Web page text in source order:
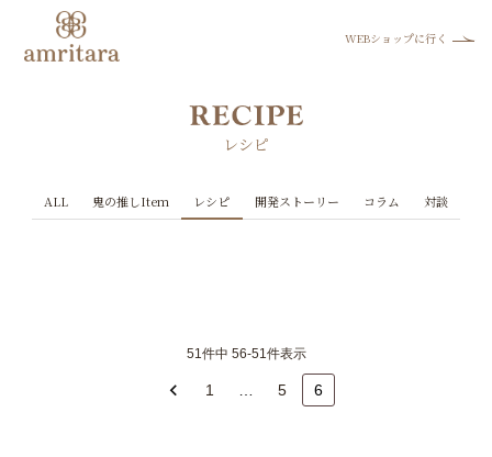
WEBショップに行く
レシピ
ALL 鬼の推しItem レシピ 開発ストーリー コラム 対談
51件中 56-51件表示
1 5 6